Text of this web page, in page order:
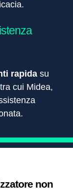
rapida su
cui Midea,
non